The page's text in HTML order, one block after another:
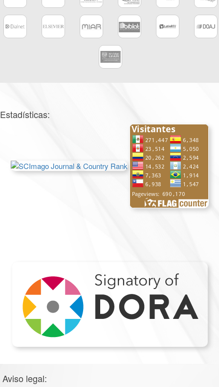
Estadísticas:
Aviso legal: